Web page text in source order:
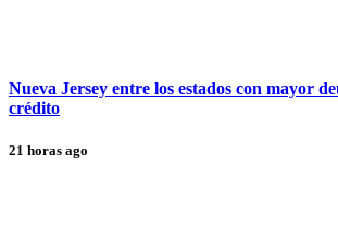
Nueva Jersey entre los estados con mayor
crédito
21 horas ago